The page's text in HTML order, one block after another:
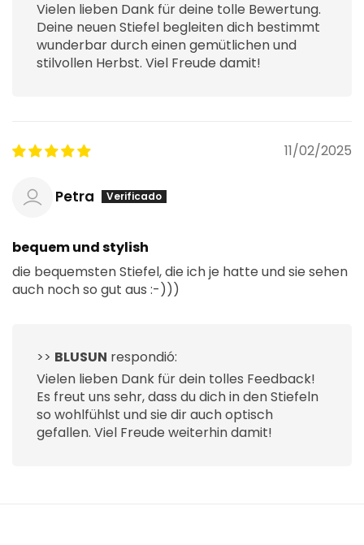
Vielen lieben Dank für deine tolle Bewertung.
Deine neuen Stiefel begleiten dich bestimmt
wunderbar durch einen gemütlichen und
stilvollen Herbst. Viel Freude damit!
11/02/2025
Petra
bequem und stylish
die bequemsten Stiefel, die ich je hatte und sie sehen
auch noch so gut aus :-)))
>> BLUSUN respondió:
Vielen lieben Dank für dein tolles Feedback!
Es freut uns sehr, dass du dich in den Stiefeln
so wohlfühlst und sie dir auch optisch
gefallen. Viel Freude weiterhin damit!